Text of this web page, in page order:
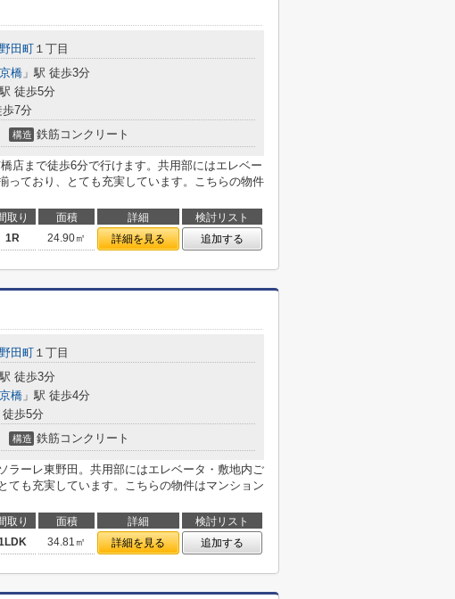
田町 １丁目
京橋 」駅 徒歩3分
徒歩5分
歩7分
構造 鉄筋コンクリート
店まで徒歩6分で行けます。共用部にはエレベー
っており、とても充実しています。こちらの物件
取り 面積 詳細
検討リスト
1R 24.90㎡ 詳細を見る 追加する
田町 １丁目
徒歩3分
京橋 」駅 徒歩4分
徒歩5分
構造 鉄筋コンクリート
ラーレ東野田。共用部にはエレベータ・敷地内ご
ても充実しています。こちらの物件はマンション
取り 面積 詳細
検討リスト
34.81㎡ 詳細を見る 追加する